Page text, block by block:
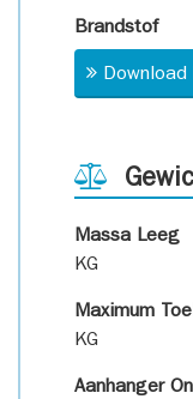
Brandstof
Massa Leeg
KG
Maximum
KG
Aanhanger